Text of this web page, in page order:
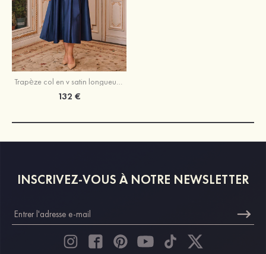
Trapèze col en v satin longueur mollet robe de mère de la mariée avec plissé ceintures
132 €
INSCRIVEZ-VOUS À NOTRE NEWSLETTER